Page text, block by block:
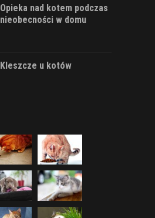
Opieka nad kotem podczas
nieobecności w domu
Kleszcze u kotów